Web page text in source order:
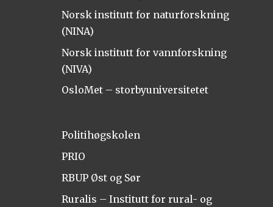
Norsk institutt for naturforskning
(NINA)
Norsk institutt for vannforskning
(NIVA)
OsloMet – storbyuniversitetet
Politihøgskolen
PRIO
RBUP Øst og Sør
Ruralis – Institutt for rural- og